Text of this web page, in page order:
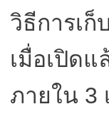
วิธีการเก็
เมื่อเปิดแ
ภายใน 3